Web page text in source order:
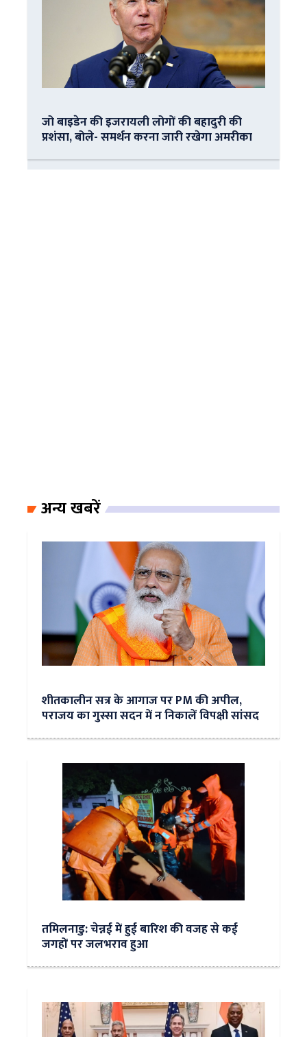
जो बाइडेन की इजरायली लोगों की बहादुरी की
प्रशंसा, बोले- समर्थन करना जारी रखेगा अमरीका
अन्य खबरें
शीतकालीन सत्र के आगाज पर PM की अपील,
पराजय का गुस्सा सदन में न निकालें विपक्षी सांसद
तमिलनाडु: चेन्नई में हुई बारिश की वजह से कई
जगहों पर जलभराव हुआ